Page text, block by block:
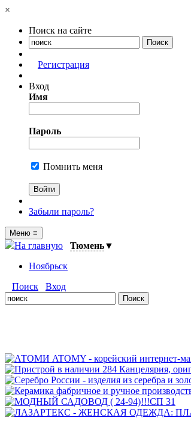
×
Поиск на сайте
Регистрация
Вход
Имя
Пароль
Помнить меня
Забыли пароль?
Меню ≡
На главную Тюмень▼
Ноябрьск
Поиск
Вход